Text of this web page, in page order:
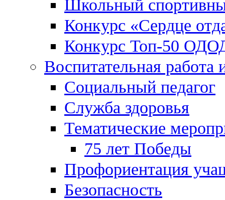
Школьный
Конкурс «Сердце
Конкурс Топ-50
Воспитательная работа
Социальный педагог
Служба здоровья
Тематические
75 лет Победы
Профориентация
Безопасность